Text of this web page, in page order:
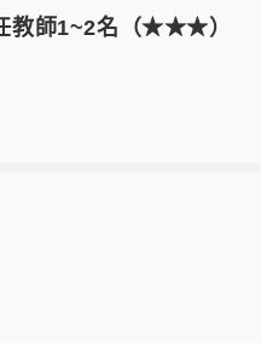
教師1~2名（★★★）